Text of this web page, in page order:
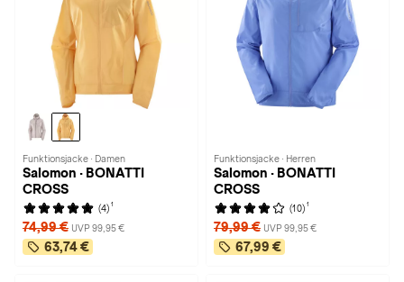
Funktionsjacke · Damen
Salomon · BONATTI
CROSS
(4) 1
74,99 € UVP 99,95 €
63,74 €
Funktionsjacke · Herren
Salomon · BONATTI
CROSS
(10) 1
79,99 € UVP 99,95 €
67,99 €